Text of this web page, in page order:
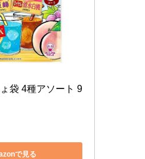
袋 4種アソート 9
で見る